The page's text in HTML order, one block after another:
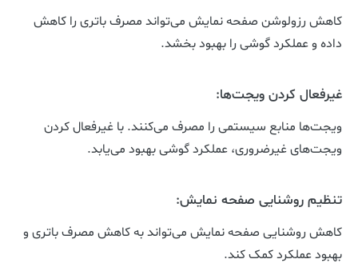
کاهش رزولوشن صفحه نمایش می‌تواند مصرف باتری را کاهش
داده و عملکرد گوشی را بهبود بخشد.
غیرفعال کردن ویجت‌ها:
ویجت‌ها منابع سیستمی را مصرف می‌کنند. با غیرفعال کردن
ویجت‌های غیرضروری، عملکرد گوشی بهبود می‌یابد.
تنظیم روشنایی صفحه نمایش:
کاهش روشنایی صفحه نمایش می‌تواند به کاهش مصرف باتری و
بهبود عملکرد کمک کند.